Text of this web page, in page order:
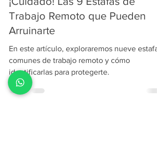
4 mar 2025 3 min de lectura
¡Cuidado! Las 9 Estafas de
Trabajo Remoto que Pueden
Arruinarte
En este artículo, exploraremos nueve